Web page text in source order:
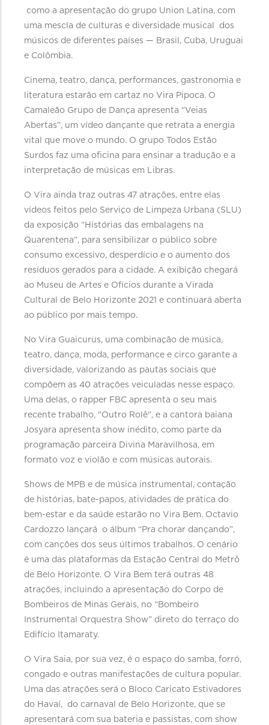
como a apresentação do grupo Union Latina, com
uma mescla de culturas e diversidade musical dos
músicos de diferentes países — Brasil, Cuba, Uruguai
e Colômbia.
Cinema, teatro, dança, performances, gastronomia e
literatura estarão em cartaz no Vira Pipoca. O
Camaleão Grupo de Dança apresenta “Veias
Abertas”, um vídeo dançante que retrata a energia
vital que move o mundo. O grupo Todos Estão
Surdos faz uma oficina para ensinar a tradução e a
interpretação de músicas em Libras.
O Vira ainda traz outras 47 atrações, entre elas
vídeos feitos pelo Serviço de Limpeza Urbana (SLU)
da exposição “Histórias das embalagens na
Quarentena”, para sensibilizar o público sobre
consumo excessivo, desperdício e o aumento dos
resíduos gerados para a cidade. A exibição chegará
ao Museu de Artes e Ofícios durante a Virada
Cultural de Belo Horizonte 2021 e continuará aberta
ao público por mais tempo.
No Vira Guaicurus, uma combinação de música,
teatro, dança, moda, performance e circo garante a
diversidade, valorizando as pautas sociais que
compõem as 40 atrações veiculadas nesse espaço.
Uma delas, o rapper FBC apresenta o seu mais
recente trabalho, "Outro Rolê", e a cantora baiana
Josyara apresenta show inédito, como parte da
programação parceira Divina Maravilhosa, em
formato voz e violão e com músicas autorais.
Shows de MPB e de música instrumental, contação
de histórias, bate-papos, atividades de prática do
bem-estar e da saúde estarão no Vira Bem. Octavio
Cardozzo lançará o álbum “Pra chorar dançando”,
com canções dos seus últimos trabalhos. O cenário
é uma das plataformas da Estação Central do Metrô
de Belo Horizonte. O Vira Bem terá outras 48
atrações, incluindo a apresentação do Corpo de
Bombeiros de Minas Gerais, no “Bombeiro
Instrumental Orquestra Show” direto do terraço do
Edifício Itamaraty.
O Vira Saia, por sua vez, é o espaço do samba, forró,
congado e outras manifestações de cultura popular.
Uma das atrações será o Bloco Caricato Estivadores
do Havaí, do carnaval de Belo Horizonte, que se
apresentará com sua bateria e passistas, com show